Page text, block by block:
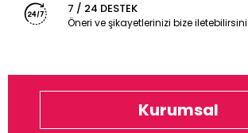
7 / 24 DESTEK
Öneri ve şikayetlerinizi bize
Kurumsal